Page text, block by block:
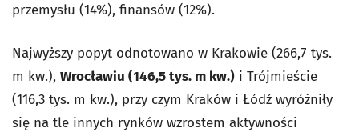
przemysłu (14%), finansów (12%).
Najwyższy popyt odnotowano w Krakowie (266,7 tys.
m kw.), Wrocławiu (146,5 tys. m kw.) i Trójmieście
(116,3 tys. m kw.), przy czym Kraków i Łódź wyróżniły
się na tle innych rynków wzrostem aktywności